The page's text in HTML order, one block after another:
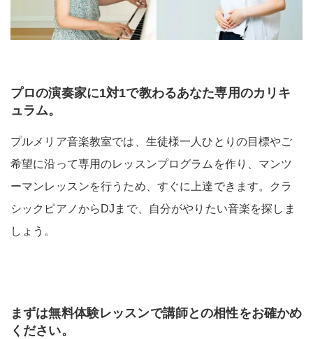
プロの演奏家に1対1で教わるあなた専用のカリキ
ュラム。
プルメリア音楽教室では、生徒様一人ひとりの目標やご
希望に沿って専用のレッスンプログラムを作り、マンツ
ーマンレッスンを行うため、すぐに上達できます。クラ
シックピアノからDJまで、自分がやりたい音楽を探しま
しょう。
まずは無料体験レッスンで講師との相性をお確かめ
ください。